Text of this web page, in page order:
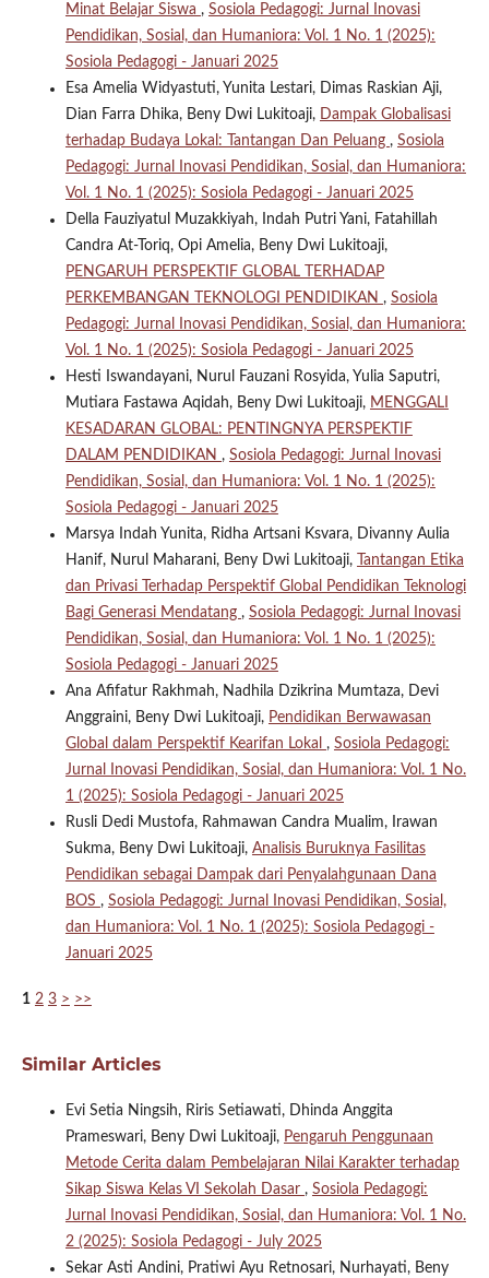
Minat Belajar Siswa , Sosiola Pedagogi: Jurnal Inovasi
Pendidikan, Sosial, dan Humaniora: Vol. 1 No. 1 (2025):
Sosiola Pedagogi - Januari 2025
Esa Amelia Widyastuti, Yunita Lestari, Dimas Raskian Aji,
Dian Farra Dhika, Beny Dwi Lukitoaji, Dampak Globalisasi
terhadap Budaya Lokal: Tantangan Dan Peluang , Sosiola
Pedagogi: Jurnal Inovasi Pendidikan, Sosial, dan Humaniora:
Vol. 1 No. 1 (2025): Sosiola Pedagogi - Januari 2025
Della Fauziyatul Muzakkiyah, Indah Putri Yani, Fatahillah
Candra At-Toriq, Opi Amelia, Beny Dwi Lukitoaji,
PENGARUH PERSPEKTIF GLOBAL TERHADAP
PERKEMBANGAN TEKNOLOGI PENDIDIKAN , Sosiola
Pedagogi: Jurnal Inovasi Pendidikan, Sosial, dan Humaniora:
Vol. 1 No. 1 (2025): Sosiola Pedagogi - Januari 2025
Hesti Iswandayani, Nurul Fauzani Rosyida, Yulia Saputri,
Mutiara Fastawa Aqidah, Beny Dwi Lukitoaji, MENGGALI
KESADARAN GLOBAL: PENTINGNYA PERSPEKTIF
DALAM PENDIDIKAN , Sosiola Pedagogi: Jurnal Inovasi
Pendidikan, Sosial, dan Humaniora: Vol. 1 No. 1 (2025):
Sosiola Pedagogi - Januari 2025
Marsya Indah Yunita, Ridha Artsani Ksvara, Divanny Aulia
Hanif, Nurul Maharani, Beny Dwi Lukitoaji,
Tantangan Etika
dan Privasi Terhadap Perspektif Global Pendidikan Teknologi
Bagi Generasi Mendatang , Sosiola Pedagogi: Jurnal Inovasi
Pendidikan, Sosial, dan Humaniora: Vol. 1 No. 1 (2025):
Sosiola Pedagogi - Januari 2025
Ana Afifatur Rakhmah, Nadhila Dzikrina Mumtaza, Devi
Anggraini, Beny Dwi Lukitoaji, Pendidikan Berwawasan
Global dalam Perspektif Kearifan Lokal , Sosiola Pedagogi:
Jurnal Inovasi Pendidikan, Sosial, dan Humaniora: Vol. 1 No.
1 (2025): Sosiola Pedagogi - Januari 2025
Rusli Dedi Mustofa, Rahmawan Candra Mualim, Irawan
Sukma, Beny Dwi Lukitoaji, Analisis Buruknya Fasilitas
Pendidikan sebagai Dampak dari Penyalahgunaan Dana
BOS , Sosiola Pedagogi: Jurnal Inovasi Pendidikan, Sosial,
dan Humaniora: Vol. 1 No. 1 (2025): Sosiola Pedagogi -
Januari 2025
1 2 3 > >>
Similar Articles
Evi Setia Ningsih, Riris Setiawati, Dhinda Anggita
Prameswari, Beny Dwi Lukitoaji, Pengaruh Penggunaan
Metode Cerita dalam Pembelajaran Nilai Karakter terhadap
Sikap Siswa Kelas VI Sekolah Dasar , Sosiola Pedagogi:
Jurnal Inovasi Pendidikan, Sosial, dan Humaniora: Vol. 1 No.
2 (2025): Sosiola Pedagogi - July 2025
Sekar Asti Andini, Pratiwi Ayu Retnosari, Nurhayati, Beny